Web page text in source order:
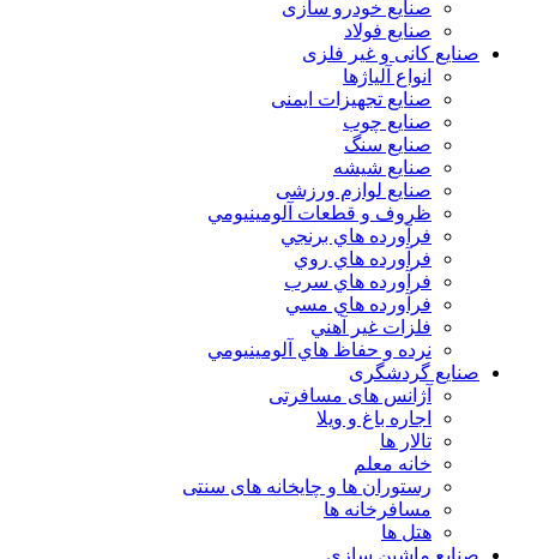
صنایع خودرو سازی
صنایع فولاد
صنایع کانی و غیر فلزی
انواع آلياژها
صنایع تجهیزات ایمنی
صنایع چوب
صنایع سنگ
صنایع شیشه
صنایع لوازم ورزشی
ظروف و قطعات آلومينيومي
فرآورده هاي برنجي
فرآورده هاي روي
فرآورده هاي سرب
فرآورده هاي مسي
فلزات غير آهني
نرده و حفاظ هاي آلومينيومي
صنایع گردشگری
آژانس های مسافرتی
اجاره باغ و ویلا
تالار ها
خانه معلم
رستوران ها و چایخانه های سنتی
مسافرخانه ها
هتل ها
صنایع ماشین سازی